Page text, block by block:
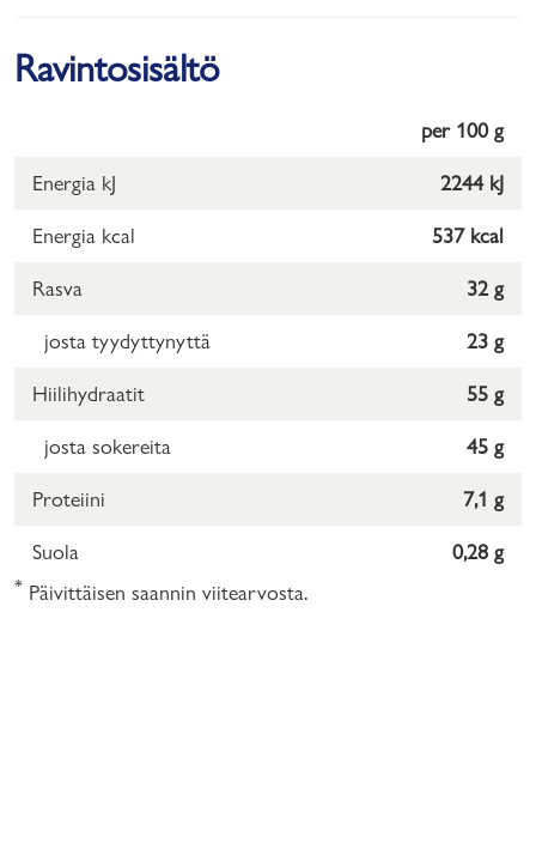
Ravintosisältö
per 100 g
Energia kJ 2244 kJ
Energia kcal 537 kcal
Rasva 32 g
josta tyydyttynyttä 23 g
Hiilihydraatit 55 g
josta sokereita 45 g
Proteiini 7,1 g
Suola 0,28 g
* Päivittäisen saannin viitearvosta.